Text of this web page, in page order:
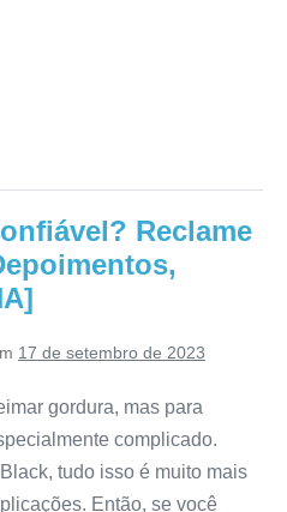
Reclame
17 de setembro de 2023
gordura, mas para
complicado.
tudo isso é muito mais
Então, se você